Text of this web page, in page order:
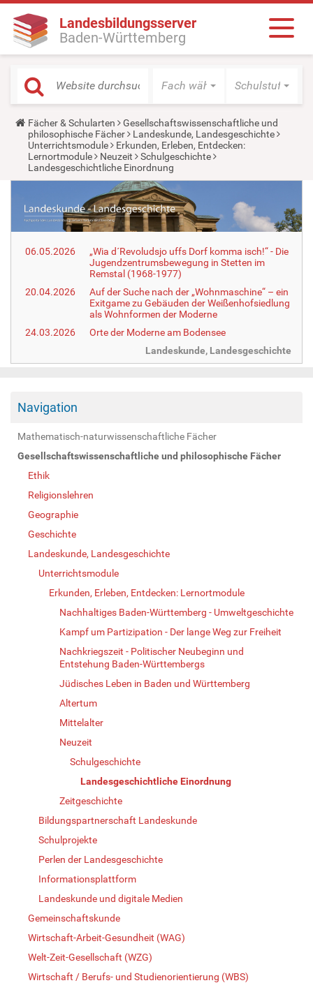
Landesbildungsserver
Baden-Württemberg
Fach wählen Schulstufe
Y
o
u
a
r
e
r
e
:
Fächer & Schularten
Gesellschaftswissenschaftliche und
philosophische Fächer
Landeskunde, Landesgeschichte
Unterrichtsmodule
Erkunden, Erleben, Entdecken:
Lernortmodule
Neuzeit
Schulgeschichte
Landesgeschichtliche Einordnung
06.05.2026
„Wia d´Revoludsjo uffs Dorf komma isch!“ - Die
Jugendzentrumsbewegung in Stetten im
Remstal (1968-1977)
20.04.2026
Auf der Suche nach der „Wohnmaschine“ – ein
Exitgame zu Gebäuden der Weißenhofsiedlung
als Wohnformen der Moderne
24.03.2026
Orte der Moderne am Bodensee
Landeskunde, Landesgeschichte
Navigation
Mathematisch-naturwissenschaftliche Fächer
Gesellschaftswissenschaftliche und philosophische Fächer
Ethik
Religionslehren
Geographie
Geschichte
Landeskunde, Landesgeschichte
Unterrichtsmodule
Erkunden, Erleben, Entdecken: Lernortmodule
Nachhaltiges Baden-Württemberg - Umweltgeschichte
Kampf um Partizipation - Der lange Weg zur Freiheit
Nachkriegszeit - Politischer Neubeginn und
Entstehung Baden-Württembergs
Jüdisches Leben in Baden und Württemberg
Altertum
Mittelalter
Neuzeit
Schulgeschichte
Landesgeschichtliche Einordnung
Zeitgeschichte
Bildungspartnerschaft Landeskunde
Schulprojekte
Perlen der Landesgeschichte
Informationsplattform
Landeskunde und digitale Medien
Gemeinschaftskunde
Wirtschaft-Arbeit-Gesundheit (WAG)
Welt-Zeit-Gesellschaft (WZG)
Wirtschaft / Berufs- und Studienorientierung (WBS)